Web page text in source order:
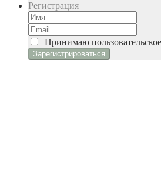
Регистрация
Принимаю